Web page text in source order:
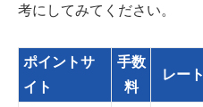
考にしてみてください。
ポイントサ
イト
手数
料
レート